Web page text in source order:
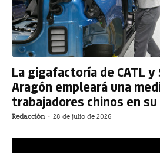
La gigafactoría de CATL
Aragón empleará una
trabajadores chinos en
Redacción - 28 de julio de 2026